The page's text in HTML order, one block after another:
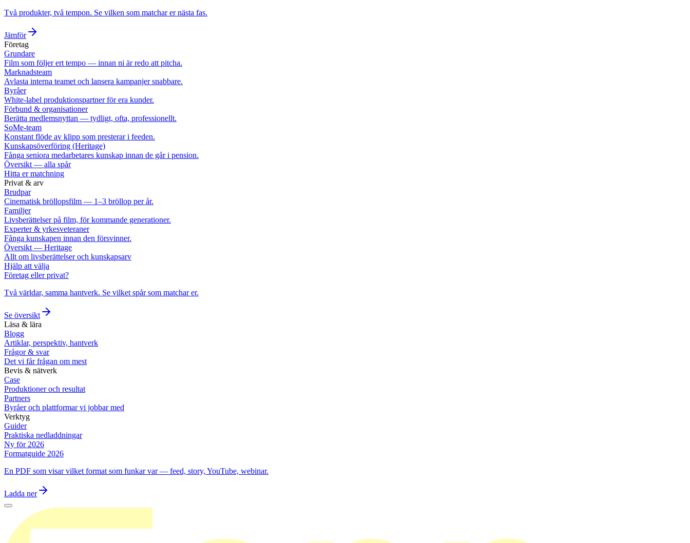
Två produkter, två tempon. Se vilken som matchar er nästa fas.
Jämför
Företag
Grundare
Film som följer ert tempo — innan ni är redo att pitcha.
Marknadsteam
Avlasta interna teamet och lansera kampanjer snabbare.
Byråer
White-label produktionspartner för era kunder.
Förbund & organisationer
Berätta medlemsnyttan — tydligt, ofta, professionellt.
SoMe-team
Konstant flöde av klipp som presterar i feeden.
Kunskapsöverföring (Heritage)
Fånga seniora medarbetares kunskap innan de går i pension.
Översikt — alla spår
Hitta er matchning
Privat & arv
Brudpar
Cinematisk bröllopsfilm — 1–3 bröllop per år.
Familjer
Livsberättelser på film, för kommande generationer.
Experter & yrkesveteraner
Fånga kunskapen innan den försvinner.
Översikt — Heritage
Allt om livsberättelser och kunskapsarv
Hjälp att välja
Företag eller privat?
Två världar, samma hantverk. Se vilket spår som matchar er.
Se översikt
Läsa & lära
Blogg
Artiklar, perspektiv, hantverk
Frågor & svar
Det vi får frågan om mest
Bevis & nätverk
Case
Produktioner och resultat
Partners
Byråer och plattformar vi jobbar med
Verktyg
Guider
Praktiska nedladdningar
Ny för 2026
Formatguide 2026
En PDF som visar vilket format som funkar var — feed, story, YouTube, webinar.
Ladda ner